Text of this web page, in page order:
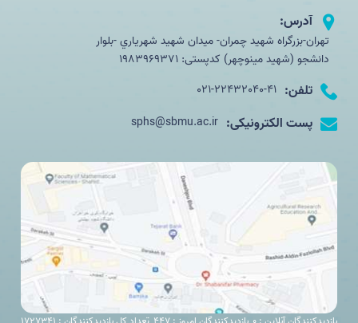
آدرس:
تهران-بزرگراه شهید چمران- ميدان شهيد شهرياري -بلوار
دانشجو (شهید مینوچهر) کدپستی: 1983969371
تلفن: 021-22432040-41
پست الکترونیکی: sphs@sbmu.ac.ir